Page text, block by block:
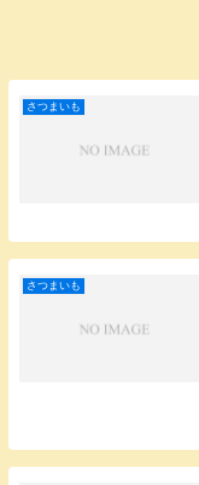
さつまいも
さつまいも